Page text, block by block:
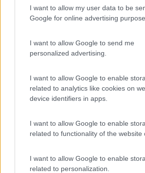
I want to allow my user data to be
Google for online advertising
I want to allow Google to send me
personalized advertising.
I want to allow Google to enable
related to analytics like cookies on
device identifiers in apps.
I want to allow Google to enable
related to functionality of the website
I want to allow Google to enable
related to personalization.
Per organizzare meglio gli spazi
l’armadietto pieghevole Berger
Disponibile nelle varianti S, M e
riporre stoviglie, posate, giochi,
alluminio, il piano stabile, la borsa
inclusa e il montaggio rapido lo
sia ai campeggiatori occasionali